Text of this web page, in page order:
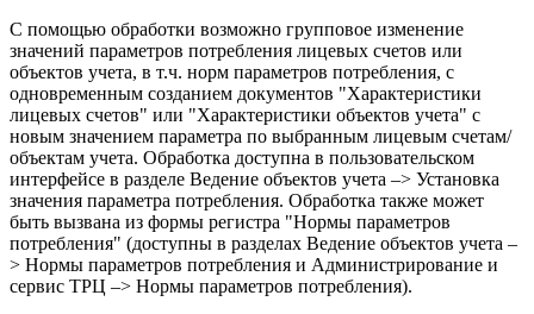
С помощью обработки возможно групповое изменение
значений параметров потребления лицевых счетов или
объектов учета, в т.ч. норм параметров потребления, с
одновременным созданием документов "Характеристики
лицевых счетов" или "Характеристики объектов учета" с
новым значением параметра по выбранным лицевым счетам/
объектам учета. Обработка доступна в пользовательском
интерфейсе в разделе Ведение объектов учета –> Установка
значения параметра потребления. Обработка также может
быть вызвана из формы регистра "Нормы параметров
потребления" (доступны в разделах Ведение объектов учета –
> Нормы параметров потребления и Администрирование и
сервис ТРЦ –> Нормы параметров потребления).